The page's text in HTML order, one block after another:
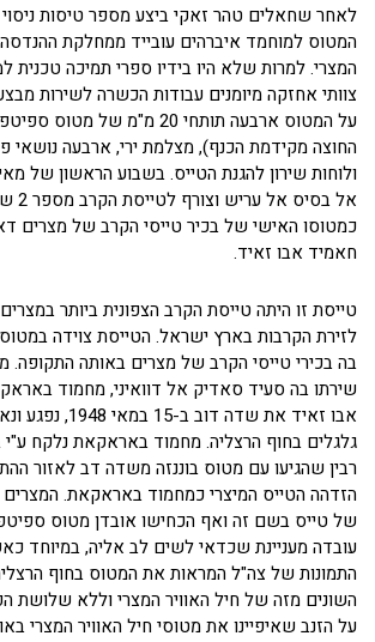
לאחר שחאלים טהר זאקי ביצע מספר טיסות ניסוי
המטוס למוחמד איברהים עובייד ממחלקת
המצרי. למרות שלא היו בידיו ספרי תמיכה טכנית
צוותי אחזקה מיומנים עבודות הכשרה לשירות
על המטוס ארבעה תותחי 20 מ"מ של
החוצה מקידמת הכנף), מצלמת ירי, ארבעה נושאי
אל
כמטוסו האישי של בכיר טייסי הקרב של מצרים
חאמיד אבו זאיד.
טייסת זו היתה טייסת הקרב הצפונית ביותר
לזירת הקרבות בארץ ישראל. הטייסת צוידה
בה בכירי טייסי הקרב של מצרים באותה התקופה.
שירתו בה סעיד סאדיק אל דוואיני, מחמוד
אבו זאיד את שדה דוב
גלגלים בחוף הרצליה. מחמוד באראקאת נלקח ע"י
רבין שהגיעו עם מטוס בוננזה משדה דב לאזור
הזדהה הטייס המיצרי כמחמוד באראקאת.
של טייס בשם זה ואף הכחישו אובדן מטוס
עובדה מעניינת שכדאי לשים לב אליה, במיוחד
התמונות של צה"ל המראות את המטוס בחוף
השונים מזה של חיל האוויר המצרי וללא שלושת
על הזנב שאיפיינו את מטוסי חיל האוויר המצרי